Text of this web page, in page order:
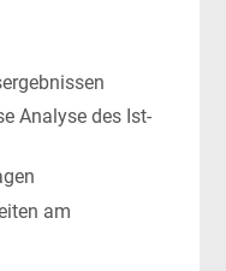
Analyse des Ist-
am